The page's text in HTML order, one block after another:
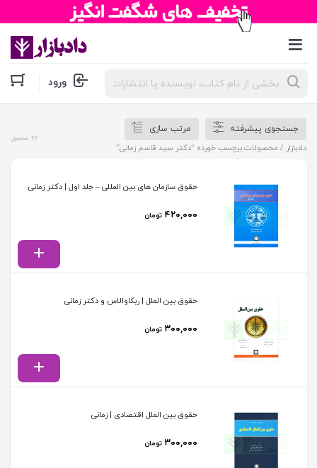
جستجوی
محصولات ورود
جستجوی پیشرفته
مرتب سازی
دادبازار / محصولات برچسب خورده “دکتر سید قاسم زمانی”
22 محصول
حقوق سازمان های بین المللی – جلد اول | دکتر زمانی
۴۲۰,۰۰۰ تومان
حقوق بین الملل | ربکاوالاس و دکتر زمانی
۳۰۰,۰۰۰ تومان
حقوق بین الملل اقتصادی | زمانی
۳۰۰,۰۰۰ تومان